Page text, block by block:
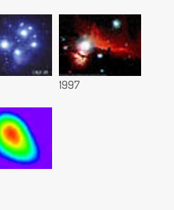
1997